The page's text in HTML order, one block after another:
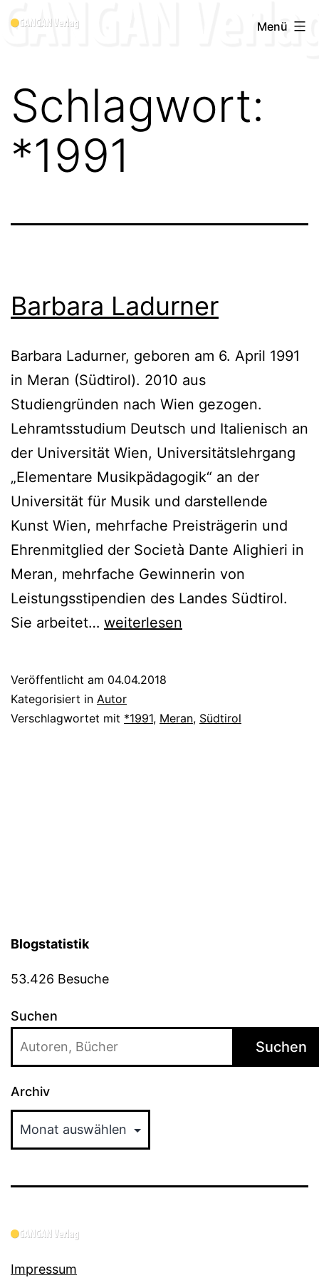
Menü
Schlagwort:
*1991
Barbara Ladurner
Barbara Ladurner, geboren am 6. April 1991
in Meran (Südtirol). 2010 aus
Studiengründen nach Wien gezogen.
Lehramtsstudium Deutsch und Italienisch an
der Universität Wien, Universitätslehrgang
„Elementare Musikpädagogik“ an der
Universität für Musik und darstellende
Kunst Wien, mehrfache Preisträgerin und
Ehrenmitglied der Società Dante Alighieri in
Meran, mehrfache Gewinnerin von
Leistungsstipendien des Landes Südtirol.
Sie arbeitet… Barbara
weiterlesen
Veröffentlicht am 04.04.2018
Kategorisiert in Autor
Verschlagwortet mit *1991, Meran, Südtirol
Blogstatistik
53.426 Besuche
Suchen
Suchen
Archiv
Impressum